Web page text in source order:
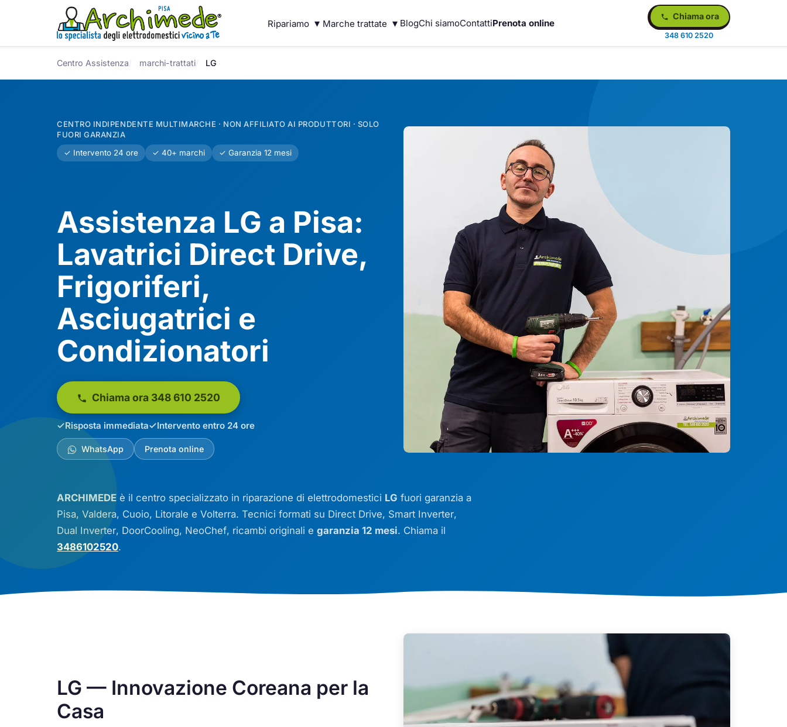
Ripariamo ▾ Marche trattate ▾ BlogChi siamoContattiPrenota online
Chiama ora
348 610 2520
Centro Assistenza marchi-trattati LG
CENTRO INDIPENDENTE MULTIMARCHE · NON AFFILIATO AI PRODUTTORI · SOLO
FUORI GARANZIA
✓ Intervento 24 ore
✓ 40+ marchi ✓ Garanzia 12 mesi
Assistenza LG a Pisa:
Lavatrici Direct Drive,
Frigoriferi,
Asciugatrici e
Condizionatori
Chiama ora 348 610 2520
Risposta immediata Intervento entro 24 ore
WhatsApp Prenota online
ARCHIMEDE è il centro specializzato in riparazione di elettrodomestici LG fuori garanzia a
Pisa, Valdera, Cuoio, Litorale e Volterra. Tecnici formati su Direct Drive, Smart Inverter,
Dual Inverter, DoorCooling, NeoChef, ricambi originali egaranzia 12 mesi. Chiama il
3486102520.
LG — Innovazione Coreana per la
Casa